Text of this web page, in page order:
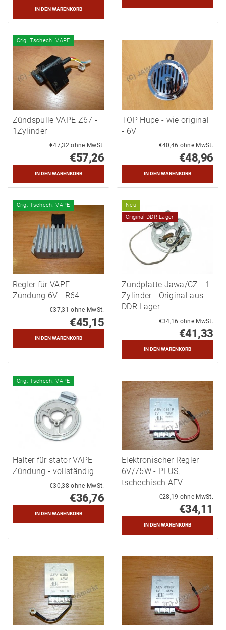
Orig. Tschech. VAPE
Zündspulle VAPE Z67 -
1Zylinder
€47,32 ohne MwSt.
€57,26
TOP Hupe - wie original
- 6V
€40,46 ohne MwSt.
€48,96
Orig. Tschech. VAPE
Regler für VAPE
Zündung 6V - R64
€37,31 ohne MwSt.
€45,15
Neu
Original DDR Lager
Zündplatte Jawa/CZ - 1
Zylinder - Original aus
DDR Lager
€34,16 ohne MwSt.
€41,33
Orig. Tschech. VAPE
Halter für stator VAPE
Zündung - vollständig
€30,38 ohne MwSt.
€36,76
Elektronischer Regler
6V/75W - PLUS,
tschechisch AEV
€28,19 ohne MwSt.
€34,11